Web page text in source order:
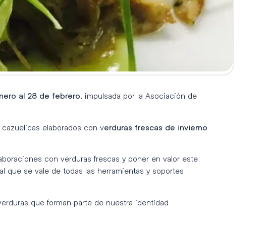
al 28 de febrero, impulsada por la Asociación de
elaborados con verduras frescas de invierno
con verduras frescas y poner en valor este
que se vale de todas las herramientas y soportes
que forman parte de nuestra identidad